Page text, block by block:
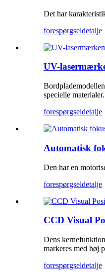
Det har
forespørgseldetalje
UV-
specielle materialer.
forespørgseldetalje
Automatisk
Den har en
forespørgseldetalje
CCD Visual
Dens
markeres med høj
forespørgseldetalje